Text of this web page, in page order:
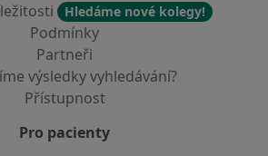
Hledáme nové kolegy!
Podmínky
Partneři
výsledky vyhledávání?
Přístupnost
Pro pacienty